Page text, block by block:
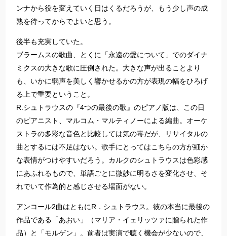
ンナから役を変えていく日はくるだろうが、もう少し声の成
熟を待ってからでよいと思う。
後半も充実していた。
ブラームスの歌曲、とくに「永遠の愛について」でのダイナ
ミクスの大きな歌に圧倒された。大きな声が出ることより
も、いかに弱声を美しく響かせるかの方が表現の幅をひろげ
る上で重要ということ。
R.シュトラウスの『4つの最後の歌』のピアノ版は、この日
のピアニスト、マルコム・マルティノーによる編曲。オーケ
ストラの多彩な音色と比較しては気の毒だが、リサイタルの
曲とするには不足はない。歌手にとってはこちらの方が細か
な表情がつけやすいだろう。カルクのシュトラウスは色彩感
にあふれるもので、単語ごとに微妙に明るさを変化させ、そ
れでいて作為的と感じさせる場面がない。
アンコール2曲はともにR．シュトラウス。彼の本当に最後の
作品である「あおい」（マリア・イェリッツァに贈られた作
品）と「モルゲン」。前者は実演で聴く機会が少ないので、